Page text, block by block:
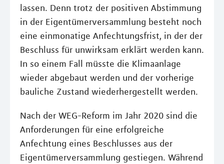
lassen. Denn trotz der positiven Abstimmung
in der Eigentümerversammlung besteht noch
eine einmonatige Anfechtungsfrist, in der der
Beschluss für unwirksam erklärt werden kann.
In so einem Fall müsste die Klimaanlage
wieder abgebaut werden und der vorherige
bauliche Zustand wiederhergestellt werden.
Nach der WEG-Reform im Jahr 2020 sind die
Anforderungen für eine erfolgreiche
Anfechtung eines Beschlusses aus der
Eigentümerversammlung gestiegen. Während